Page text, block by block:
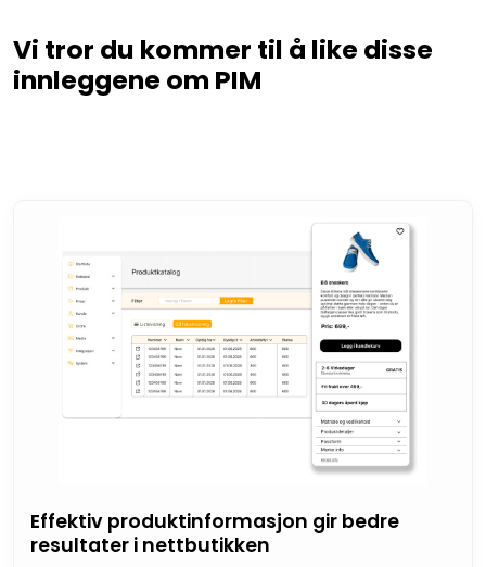
Vi tror du kommer til å like disse
innleggene om PIM
Effektiv produktinformasjon gir bedre
resultater i nettbutikken